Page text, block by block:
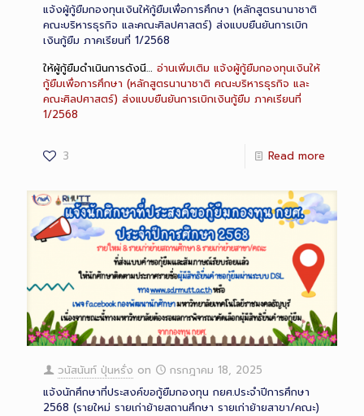
แจ้งผู้กู้ยืมกองทุนเงินให้กู้ยืมเพื่อการศึกษา (หลักสูตรนานาชาติ
คณะบริหารธุรกิจ และคณะศิลปศาสตร์) ส่งแบบยืนยันการเบิก
เงินกู้ยืม ภาคเรียนที่ 1/2568
ให้ผู้กู้ยืมดำเนินการดังนี… อ่านเพิ่มเติม แจ้งผู้กู้ยืมกองทุนเงินให้
กู้ยืมเพื่อการศึกษา (หลักสูตรนานาชาติ คณะบริหารธุรกิจ และ
คณะศิลปศาสตร์) ส่งแบบยืนยันการเบิกเงินกู้ยืม ภาคเรียนที่
1/2568
3 Read more
วนัสนันท์ ปุ่นหรั่ง on
กรกฎาคม 18, 2025
แจ้งนักศึกษาที่ประสงค์ขอกู้ยืมกองทุน กยศ.ประจำปีการศึกษา
2568 (รายใหม่ รายเก่าย้ายสถานศึกษา รายเก่าย้ายสาขา/คณะ)